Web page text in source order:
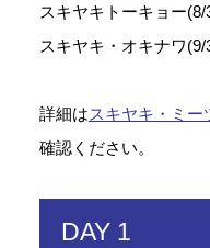
スキヤキトーキョー(8/
スキヤキ・オキナワ(9/
詳細はスキヤキ・ミー
確認ください。
DAY 1